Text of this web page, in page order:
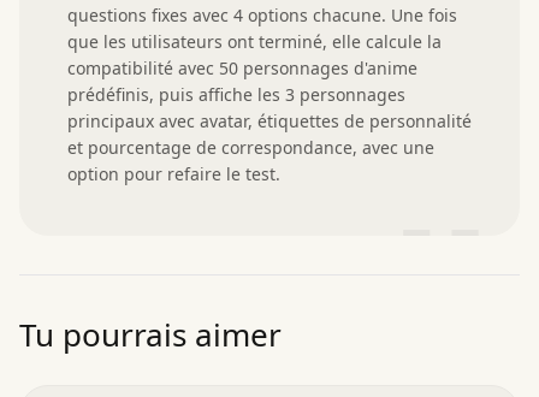
questions fixes avec 4 options chacune. Une fois
que les utilisateurs ont terminé, elle calcule la
compatibilité avec 50 personnages d'anime
prédéfinis, puis affiche les 3 personnages
principaux avec avatar, étiquettes de personnalité
et pourcentage de correspondance, avec une
option pour refaire le test.
Tu pourrais aimer